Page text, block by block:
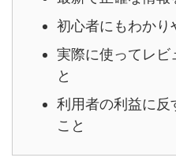
初心者にもわかり
実際に使ってレビ
と
利用者の利益に反
こと